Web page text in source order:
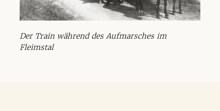
Der Train während des Aufmarsches im
Fleimstal